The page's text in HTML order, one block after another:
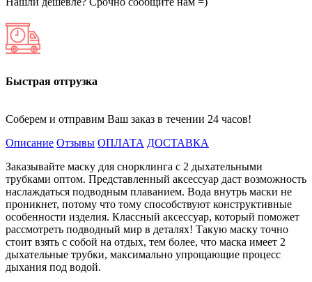
Быстрая отгрузка
Соберем и отправим Ваш заказ в течении 24 часов!
Описание Отзывы ОПЛАТА ДОСТАВКА
Заказывайте маску для снорклинга с 2 дыхательными
трубками оптом. Представленный аксессуар даст возможность
наслаждаться подводным плаванием. Вода внутрь маски не
проникнет, потому что тому способствуют конструктивные
особенности изделия. Классный аксессуар, который поможет
рассмотреть подводный мир в деталях! Такую маску точно
стоит взять с собой на отдых, тем более, что маска имеет 2
дыхательные трубки, максимально упрощающие процесс
дыхания под водой.